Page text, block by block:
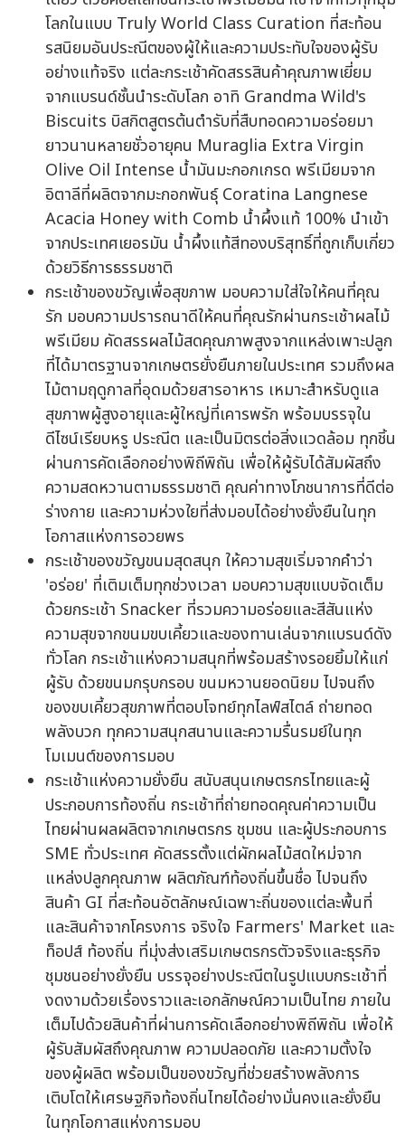
โลกในแบบ Truly World Class Curation ที่สะท้อน
รสนิยมอันประณีตของผู้ให้และความประทับใจของผู้รับ
อย่างแท้จริง แต่ละกระเช้าคัดสรรสินค้าคุณภาพเยี่ยม
จากแบรนด์ชั้นนำระดับโลก อาทิ Grandma Wild's
Biscuits บิสกิตสูตรต้นตำรับที่สืบทอดความอร่อยมา
ยาวนานหลายชั่วอายุคน Muraglia Extra Virgin
Olive Oil Intense น้ำมันมะกอกเกรด พรีเมียมจาก
อิตาลีที่ผลิตจากมะกอกพันธุ์ Coratina Langnese
Acacia Honey with Comb น้ำผึ้งแท้ 100% นำเข้า
จากประเทศเยอรมัน น้ำผึ้งแท้สีทองบริสุทธิ์ที่ถูกเก็บเกี่ยว
ด้วยวิธีการธรรมชาติ
กระเช้าของขวัญเพื่อสุขภาพ มอบความใส่ใจให้คนที่คุณ
รัก มอบความปรารถนาดีให้คนที่คุณรักผ่านกระเช้าผลไม้
พรีเมียม คัดสรรผลไม้สดคุณภาพสูงจากแหล่งเพาะปลูก
ที่ได้มาตรฐานจากเกษตรยั่งยืนภายในประเทศ รวมถึงผล
ไม้ตามฤดูกาลที่อุดมด้วยสารอาหาร เหมาะสำหรับดูแล
สุขภาพผู้สูงอายุและผู้ใหญ่ที่เคารพรัก พร้อมบรรจุใน
ดีไซน์เรียบหรู ประณีต และเป็นมิตรต่อสิ่งแวดล้อม ทุกชิ้น
ผ่านการคัดเลือกอย่างพิถีพิถัน เพื่อให้ผู้รับได้สัมผัสถึง
ความสดหวานตามธรรมชาติ คุณค่าทางโภชนาการที่ดีต่อ
ร่างกาย และความห่วงใยที่ส่งมอบได้อย่างยั่งยืนในทุก
โอกาสแห่งการอวยพร
กระเช้าของขวัญขนมสุดสนุก ให้ความสุขเริ่มจากคำว่า
'อร่อย' ที่เติมเต็มทุกช่วงเวลา มอบความสุขแบบจัดเต็ม
ด้วยกระเช้า Snacker ที่รวมความอร่อยและสีสันแห่ง
ความสุขจากขนมขบเคี้ยวและของทานเล่นจากแบรนด์ดัง
ทั่วโลก กระเช้าแห่งความสนุกที่พร้อมสร้างรอยยิ้มให้แก่
ผู้รับ ด้วยขนมกรุบกรอบ ขนมหวานยอดนิยม ไปจนถึง
ของขบเคี้ยวสุขภาพที่ตอบโจทย์ทุกไลฟ์สไตล์ ถ่ายทอด
พลังบวก ทุกความสนุกสนานและความรื่นรมย์ในทุก
โมเมนต์ของการมอบ
กระเช้าแห่งความยั่งยืน สนับสนุนเกษตรกรไทยและผู้
ประกอบการท้องถิ่น กระเช้าที่ถ่ายทอดคุณค่าความเป็น
ไทยผ่านผลผลิตจากเกษตรกร ชุมชน และผู้ประกอบการ
SME ทั่วประเทศ คัดสรรตั้งแต่ผักผลไม้สดใหม่จาก
แหล่งปลูกคุณภาพ ผลิตภัณฑ์ท้องถิ่นขึ้นชื่อ ไปจนถึง
สินค้า GI ที่สะท้อนอัตลักษณ์เฉพาะถิ่นของแต่ละพื้นที่
และสินค้าจากโครงการ จริงใจ Farmers' Market และ
ท็อปส์ ท้องถิ่น ที่มุ่งส่งเสริมเกษตรกรตัวจริงและธุรกิจ
ชุมชนอย่างยั่งยืน บรรจุอย่างประณีตในรูปแบบกระเช้าที่
งดงามด้วยเรื่องราวและเอกลักษณ์ความเป็นไทย ภายใน
เต็มไปด้วยสินค้าที่ผ่านการคัดเลือกอย่างพิถีพิถัน เพื่อให้
ผู้รับสัมผัสถึงคุณภาพ ความปลอดภัย และความตั้งใจ
ของผู้ผลิต พร้อมเป็นของขวัญที่ช่วยสร้างพลังการ
เติบโตให้เศรษฐกิจท้องถิ่นไทยได้อย่างมั่นคงและยั่งยืน
ในทุกโอกาสแห่งการมอบ